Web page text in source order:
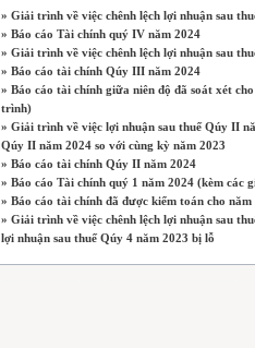
» Giải trình về việc chênh lệch lợi nhuận sau
» Báo cáo Tài chính quý IV năm 2024
» Giải trình về việc chênh lệch lợi nhuận sau
» Báo cáo tài chính Qúy III năm 2024
» Báo cáo tài chính giữa niên độ đã soát xét
trình)
» Giải trình về việc lợi nhuận sau thuế Qúy II
Qúy II năm 2024 so với cùng kỳ năm 2023
» Báo cáo tài chính Qúy II năm 2024
» Báo cáo Tài chính quý 1 năm 2024 (kèm các
» Báo cáo tài chính đã được kiểm toán cho
» Giải trình về việc chênh lệch lợi nhuận sau
lợi nhuận sau thuế Qúy 4 năm 2023 bị lỗ